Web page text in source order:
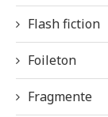
Flash fiction
Foileton
Fragmente